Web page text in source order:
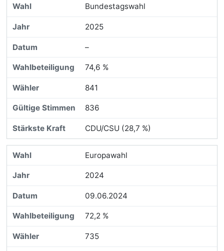
Bundestagswahl
2025
–
74,6 %
841
836
CDU/CSU (28,7 %)
Europawahl
2024
09.06.2024
72,2 %
735